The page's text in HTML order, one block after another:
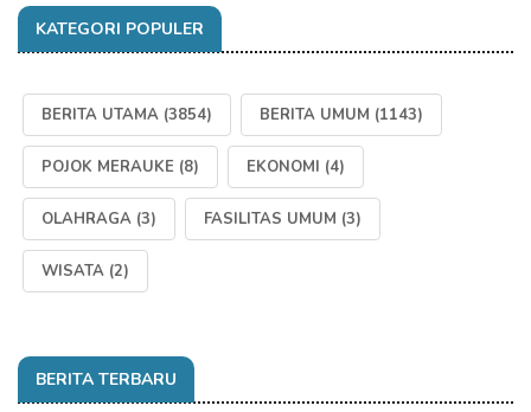
KATEGORI POPULER
BERITA UTAMA (3854) BERITA UMUM (1143)
POJOK MERAUKE (8) EKONOMI (4)
OLAHRAGA (3) FASILITAS UMUM (3)
WISATA (2)
BERITA TERBARU